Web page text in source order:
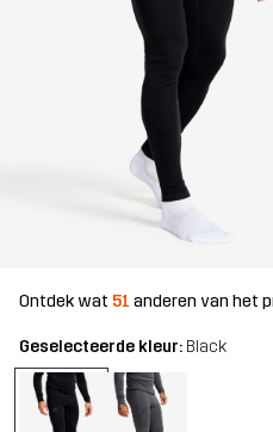
Ontdek wat 51 anderen van het
Geselecteerde kleur: Black